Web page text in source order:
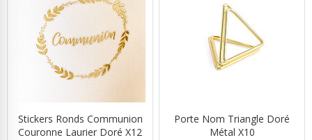
Stickers Ronds Communion
Couronne Laurier Doré X12
Porte Nom Triangle Doré
Métal X10